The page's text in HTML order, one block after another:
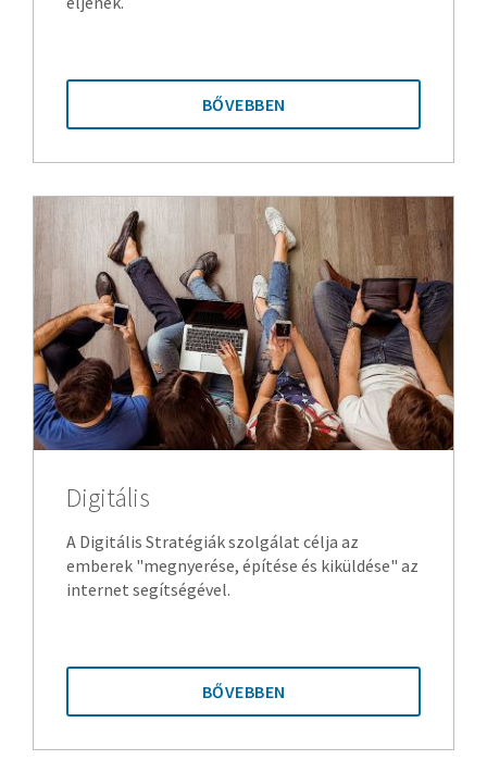
BŐVEBBEN
Digitális
A Digitális Stratégiák szolgálat célja az
emberek "megnyerése, építése és kiküldése" az
internet segítségével.
BŐVEBBEN